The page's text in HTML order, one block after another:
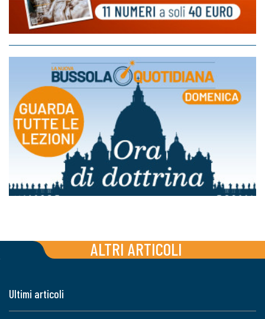
ALTRI ARTICOLI
Ultimi articoli